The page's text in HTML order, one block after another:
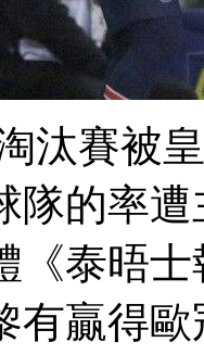
賽被皇
隊的率遭
泰晤士
有贏得歐